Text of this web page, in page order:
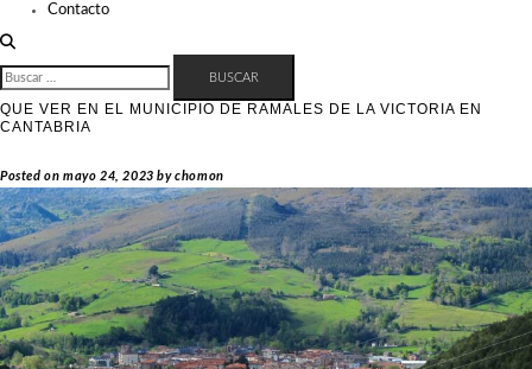
Contacto
BUSCAR:
QUE VER EN EL MUNICIPIO DE RAMALES DE LA VICTORIA EN
CANTABRIA
Posted on mayo 24, 2023 bychomon